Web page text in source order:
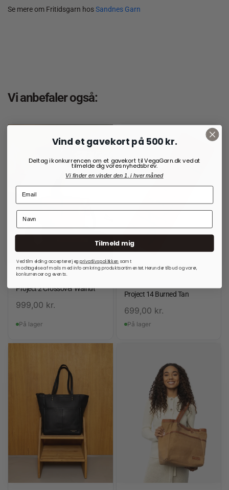
Se mere om Fritidsgarn hosSandnes Garn
Vi anbefaler også:
RE:DESIGNED
Project 2 Crossover Walnut
999,00 kr.
På lager
Project 14 Burned Tan
699,00 kr.
På lager
Vind et gavekort på 500 kr.
Deltag i konkurrencen om et gavekort til VegaGarn.dk ved at
tilmelde dig vores nyhedsbrev.
Vi finder en vinder den 1. i hver måned
Tilmeld mig
Ved tilmelding accepterer jegprivatlivspolitkken samt
modtagelse af mails med info omkring produktsortimentet. Herunder tilbud og varer,
konkurrencer og events.